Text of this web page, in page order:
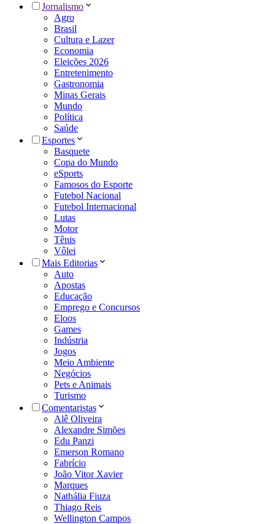
Jornalismo
Agro
Brasil
Cultura e Lazer
Economia
Eleições 2026
Entretenimento
Gastronomia
Minas Gerais
Mundo
Política
Saúde
Esportes
Basquete
Copa do Mundo
eSports
Famosos do Esporte
Futebol Nacional
Futebol Internacional
Lutas
Motor
Tênis
Vôlei
Mais Editorias
Auto
Apostas
Educação
Emprego e Concursos
Eloos
Games
Indústria
Jogos
Meio Ambiente
Negócios
Pets e Animais
Turismo
Comentaristas
Alê Oliveira
Alexandre Simões
Edu Panzi
Emerson Romano
Fabrício
João Vitor Xavier
Marques
Nathália Fiuza
Thiago Reis
Wellington Campos